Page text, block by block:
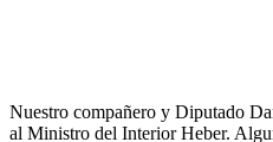
Nuestro compañero y Diputado
al Ministro del Interior Heber.